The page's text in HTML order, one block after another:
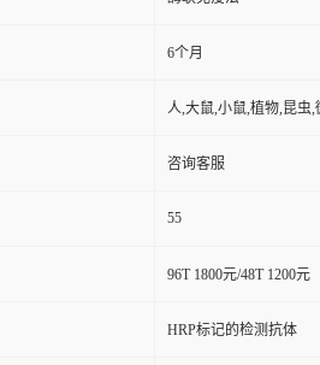
6个月
人,大鼠,小鼠,植物,昆虫,
咨询客服
55
96T 1800元/48T 1200元
HRP标记的检测抗体